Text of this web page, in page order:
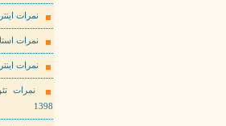
نمرات
نمرات
نمرات
نمرات
1398